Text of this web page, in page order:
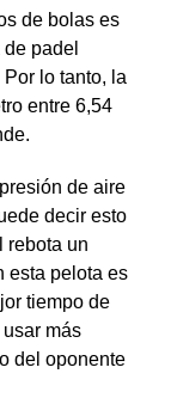
de bolas es
padel
lo tanto, la
entre 6,54
de aire
decir esto
rebota un
esta pelota es
tiempo de
más
del oponente